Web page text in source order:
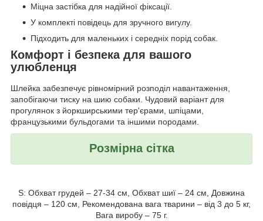
Міцна застібка для надійної фіксації.
У комплекті повідець для зручного вигулу.
Підходить для маленьких і середніх порід собак.
Комфорт і безпека для вашого
улюбленця
Шлейка забезпечує рівномірний розподіл навантаження,
запобігаючи тиску на шию собаки. Чудовий варіант для
прогулянок з йоркширськими тер'єрами, шпіцами,
французькими бульдогами та іншими породами.
Розмірна сітка
S: Обхват грудей – 27-34 см, Обхват шиї – 24 см, Довжина
повідця – 120 см, Рекомендована вага тварини – від 3 до 5 кг,
Вага виробу – 75 г.